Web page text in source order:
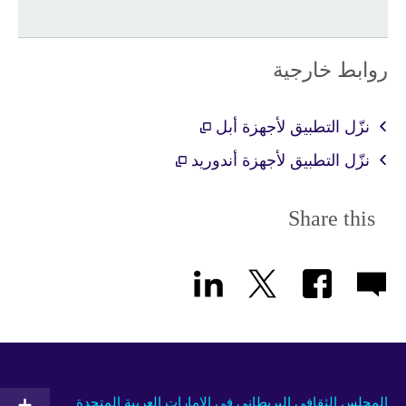
روابط خارجية
نزّل التطبيق لأجهزة أبل
نزّل التطبيق لأجهزة أندوريد
Share this
المجلس الثقافي البريطاني في الإمارات العربية المتحدة